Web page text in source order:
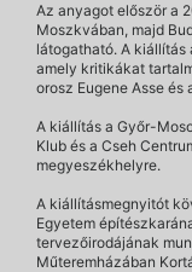
Az anyagot először a
Moszkvában, majd
látogatható. A
amely kritikákat
orosz Eugene Asse és
A kiállítás a Győr-
Klub és a Cseh
megyeszékhelyre.
A kiállításmegnyitót
Egyetem
tervezőirodájának
Műteremházában